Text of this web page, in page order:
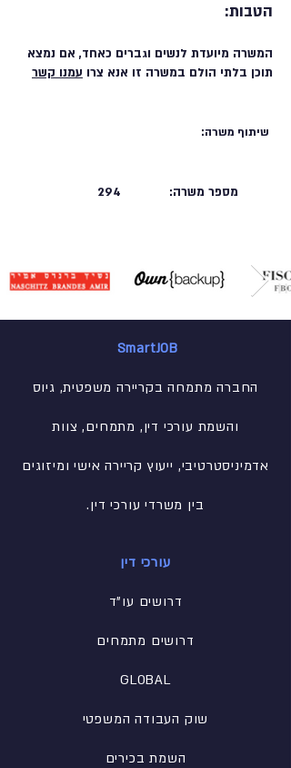
הטבות:
המשרה מיועדת לנשים וגברים כאחד, אם נמצא
תוכן בלתי הולם במשרה זו אנא צרו עמנו קשר
שיתוף משרה:
294 מספר משרה:
SmartJOB
החברה מתמחה בקריירה משפטית, גיוס
והשמת עורכי דין, מתמחים, צוות
אדמיניסטרטיבי, ייעוץ קריירה אישי ומיזוגים
בין משרדי עורכי דין.
עורכי דין
דרושים עו"ד
דרושים מתמחים
GLOBAL
שוק העבודה המשפטי
השמת בכירים